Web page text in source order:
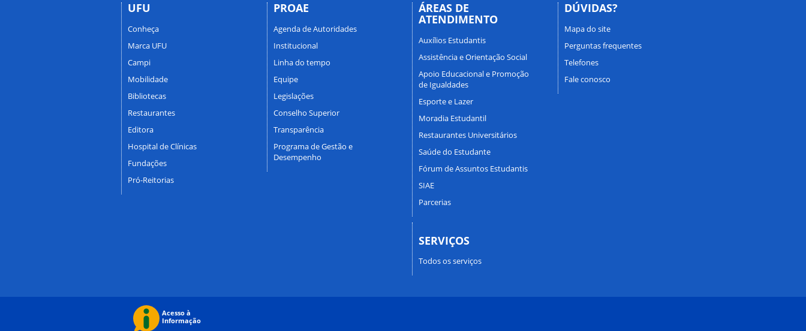
UFU
Conheça
Marca UFU
Campi
Mobilidade
Bibliotecas
Restaurantes
Editora
Hospital de Clínicas
Fundações
Pró-Reitorias
PROAE
Agenda de Autoridades
Institucional
Linha do tempo
Equipe
Legislações
Conselho Superior
Transparência
Programa de Gestão e
Desempenho
ÁREAS DE
ATENDIMENTO
Auxílios Estudantis
Assistência e Orientação Social
Apoio Educacional e Promoção
de Igualdades
Esporte e Lazer
Moradia Estudantil
Restaurantes Universitários
Saúde do Estudante
Fórum de Assuntos Estudantis
SIAE
Parcerias
SERVIÇOS
Todos os serviços
DÚVIDAS?
Mapa do site
Perguntas frequentes
Telefones
Fale conosco